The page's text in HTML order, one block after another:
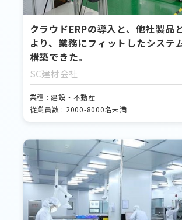
クラウドERPの導入と、他社製品
より、業務にフィットしたシステ
構築できた。
SC建材会社
業種 : 建設・不動産
従業員数 : 2000-8000名未満